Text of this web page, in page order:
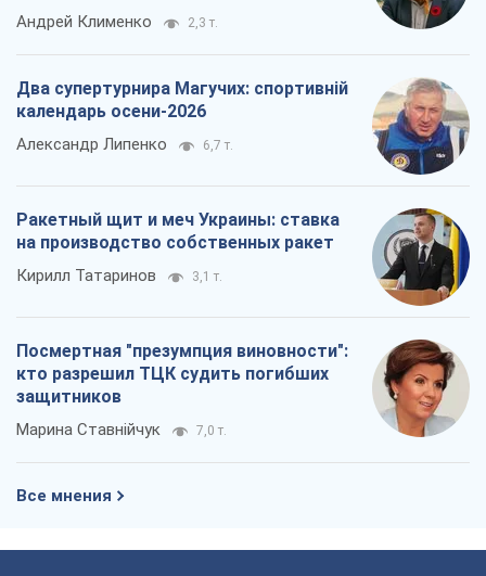
Андрей Клименко 2,3 т.
Два супертурнира Магучих: спортивній
календарь осени-2026
Александр Липенко 6,7 т.
Ракетный щит и меч Украины: ставка
на производство собственных ракет
Кирилл Татаринов 3,1 т.
Посмертная "презумпция виновности":
кто разрешил ТЦК судить погибших
защитников
Марина Ставнійчук 7,0 т.
Все мнения